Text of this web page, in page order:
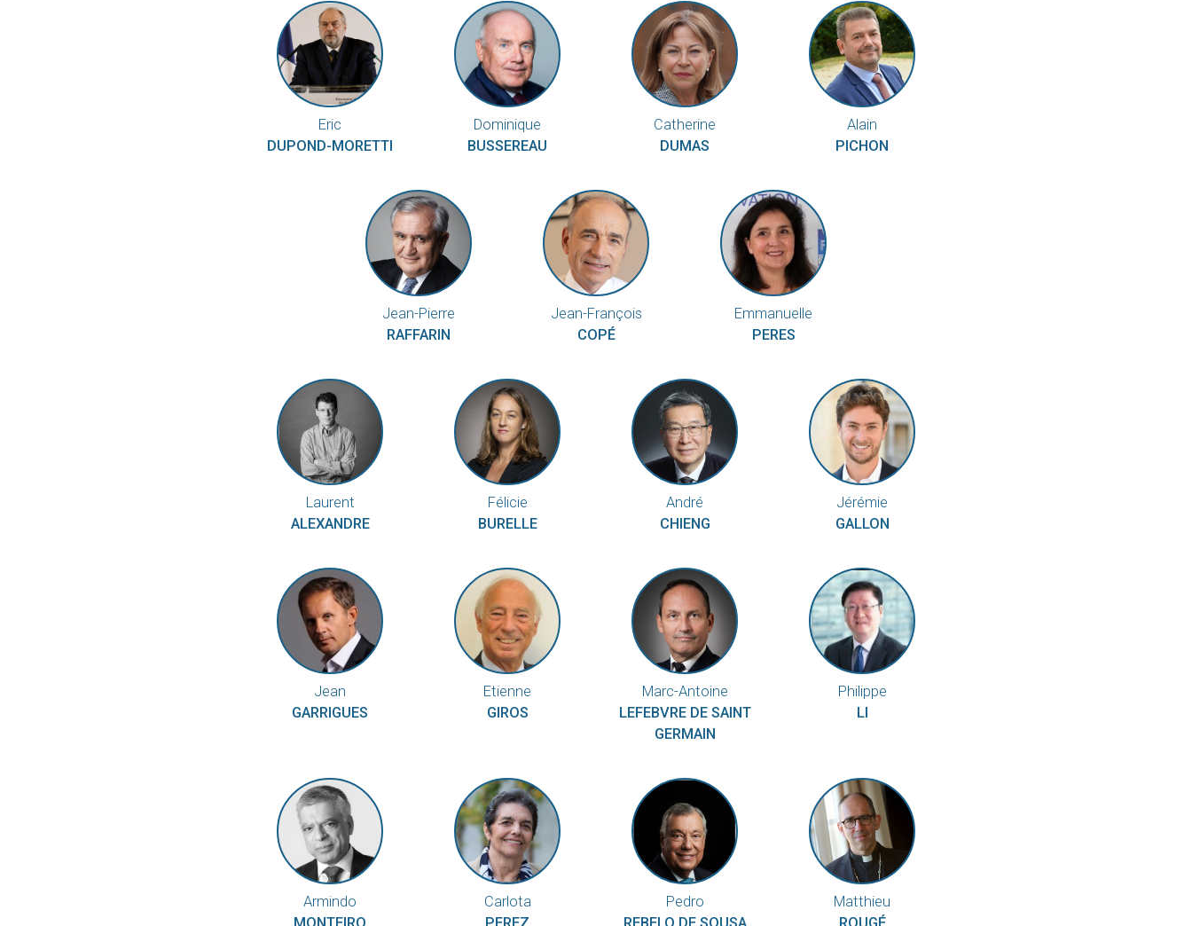
Eric
DUPOND-MORETTI
Dominique
BUSSEREAU
Catherine
DUMAS
Alain
PICHON
Jean-Pierre
RAFFARIN
Jean-François
COPÉ
Emmanuelle
PERES
Laurent
ALEXANDRE
Félicie
BURELLE
André
CHIENG
Jérémie
GALLON
Jean
GARRIGUES
Etienne
GIROS
Marc-Antoine
LEFEBVRE DE SAINT
GERMAIN
Philippe
LI
Armindo
MONTEIRO
Carlota
PEREZ
Pedro
REBELO DE SOUSA
Matthieu
ROUGÉ